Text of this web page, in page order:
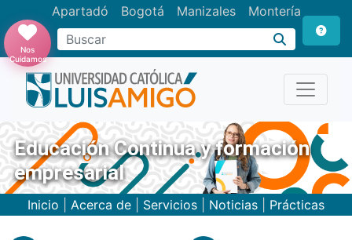
Apartadó Bogotá Manizales Montería
Buscar
Nos
Cuidamos
Educación Continua y formación
empresarial
Inicio Acerca de Servicios Noticias Prácticas